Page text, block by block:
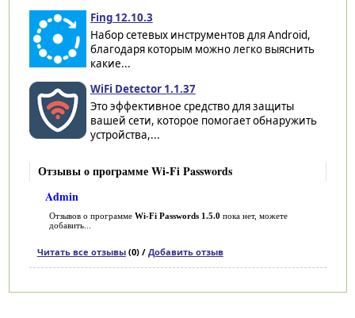
Fing 12.10.3
Набор сетевых инструментов для Android,
благодаря которым можно легко выяснить
какие...
WiFi Detector 1.1.37
Это эффективное средство для защиты
вашей сети, которое помогает обнаружить
устройства,...
Отзывы о программе Wi-Fi Passwords
Admin
Отзывов о программе Wi-Fi Passwords 1.5.0 пока нет, можете
добавить...
Читать все отзывы(0) / Добавить отзыв